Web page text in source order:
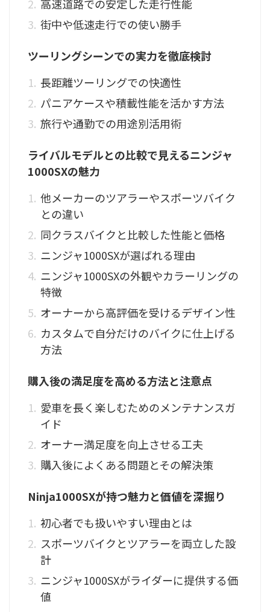
高速道路での安定した走行性能
街中や低速走行での使い勝手
ツーリングシーンでの実力を徹底検討
長距離ツーリングでの快適性
パニアケースや積載性能を活かす方法
旅行や通勤での用途別活用術
ライバルモデルとの比較で見えるニンジャ
1000SXの魅力
他メーカーのツアラーやスポーツバイク
との違い
同クラスバイクと比較した性能と価格
ニンジャ1000SXが選ばれる理由
ニンジャ1000SXの外観やカラーリングの
特徴
オーナーから高評価を受けるデザイン性
カスタムで自分だけのバイクに仕上げる
方法
購入後の満足度を高める方法と注意点
愛車を長く楽しむためのメンテナンスガ
イド
オーナー満足度を向上させる工夫
購入後によくある問題とその解決策
Ninja1000SXが持つ魅力と価値を深掘り
初心者でも扱いやすい理由とは
スポーツバイクとツアラーを両立した設
計
ニンジャ1000SXがライダーに提供する価
値